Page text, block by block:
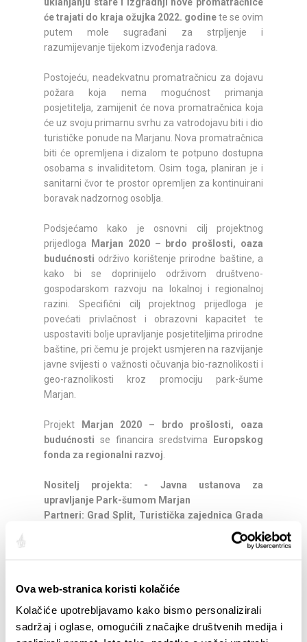
Ova web-stranica koristi kolačiće
Kolačiće upotrebljavamo kako bismo personalizirali
sadržaj i oglase, omogućili značajke društvenih medija i
će trajati do kraja ožujka 2022. godinete se ovim
putem mole sugrađani za strpljenje i
razumijevanje tijekom izvođenja radova.
Postojeću, neadekvatnu promatračnicu za dojavu
požara koja nema mogućnost primanja
posjetitelja, zamijenit će nova promatračnica koja
će uz svoju primarnu svrhu za vatrodojavu biti i dio
turističke ponude na Marjanu. Nova promatračnica
biti će opremljena i dizalom te potpuno dostupna
osobama s invaliditetom. Osim toga, planiran je i
sanitarni čvor te prostor opremljen za kontinuirani
boravak nadzornog osoblja.
Podsjećamo kako je osnovni cilj projektnog
prijedloga
Marjan 2020 – brdo prošlosti, oaza
budućnosti održivo korištenje prirodne baštine, a
kako bi se doprinijelo održivom društveno-
gospodarskom razvoju na lokalnoj i regionalnoj
razini. Specifični cilj projektnog prijedloga je
povećati privlačnost i obrazovni kapacitet te
uspostaviti bolje upravljanje posjetiteljima prirodne
baštine, pri čemu je projekt usmjeren na razvijanje
javne svijesti o važnosti očuvanja bio-raznolikosti i
geo-raznolikosti kroz promociju park-šume
Marjan.
Projekt
Marjan 2020 – brdo prošlosti, oaza
budućnosti se financira sredstvima
Europskog
fonda za regionalni razvoj
Nositelj projekta: - Javna ustanova za
upravljanje Park-šumom Marjan
Partneri: Grad Split, Turistička zajednica Grada
Trajanje projekta: 32 mjeseca (svibanj 2018 –
prosinac 2020)
EU sufinanciranje: 15,8 milijuna kuna
Quota: